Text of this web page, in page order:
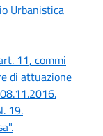
Urbanistica
11, commi
di attuazione
19.